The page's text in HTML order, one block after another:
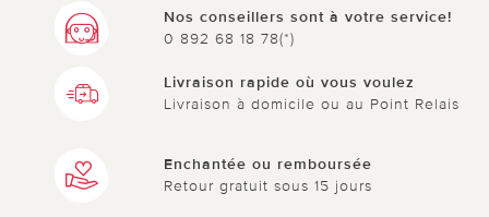
Nos conseillers sont à votre service!
0 892 68 18 78(*)
Livraison rapide où vous voulez
Livraison à domicile ou au Point Relais
Enchantée ou remboursée
Retour gratuit sous 15 jours